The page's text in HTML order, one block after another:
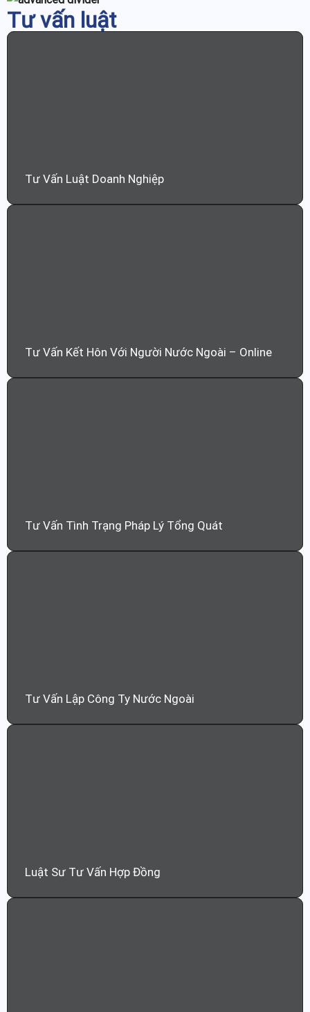
Tư vấn luật
Tư Vấn Luật Doanh Nghiệp
Tư Vấn Kết Hôn Với Người Nước Ngoài – Online
Tư Vấn Tình Trạng Pháp Lý Tổng Quát
Tư Vấn Lập Công Ty Nước Ngoài
Luật Sư Tư Vấn Hợp Đồng